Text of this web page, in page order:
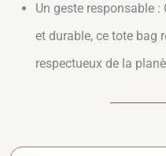
Un geste responsable
et durable, ce tote bag
respectueux de la
quantité de Tote Bag